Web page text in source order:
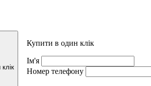
Купити в один клік
Ім'я
Номер телефону